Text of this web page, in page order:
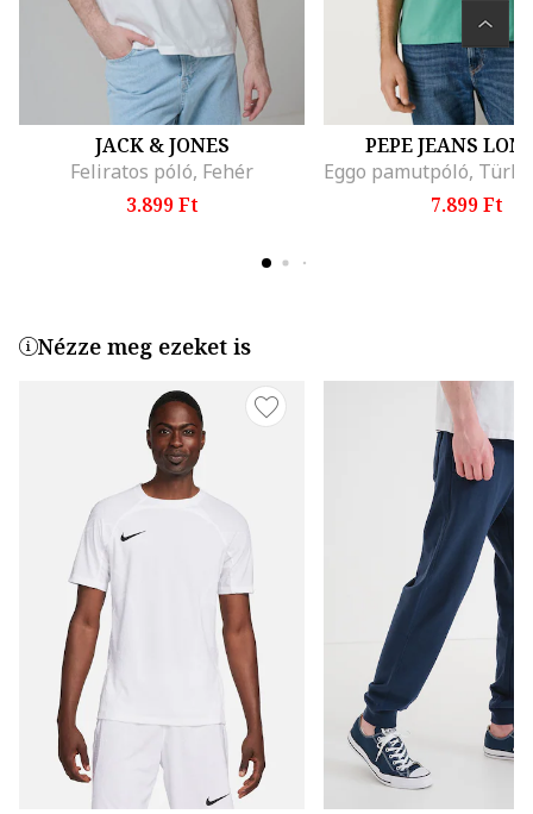
JACK & JONES
Feliratos póló, Fehér
3.899 Ft
PEPE JEANS
7.899 Ft
Nézze meg ezeket is